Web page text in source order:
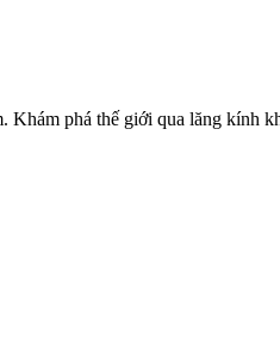
phá thế giới qua lăng kính